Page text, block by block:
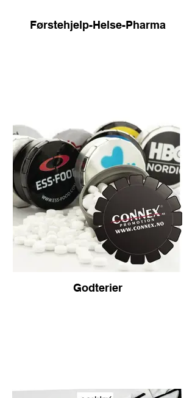
Førstehjelp-Helse-Pharma
Godterier